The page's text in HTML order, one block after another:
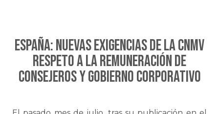
ESPAÑA: Nuevas exigencias de la CNMV
respeto a la remuneración de
consejeros y gobierno corporativo